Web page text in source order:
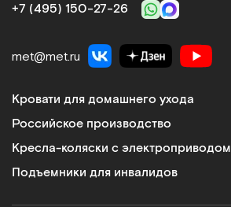
+7 (495) 150‑27‑26
met@met.ru
Кровати для домашнего ухода
Российское производство
Кресла-коляски с электроприводом
Подъемники для инвалидов